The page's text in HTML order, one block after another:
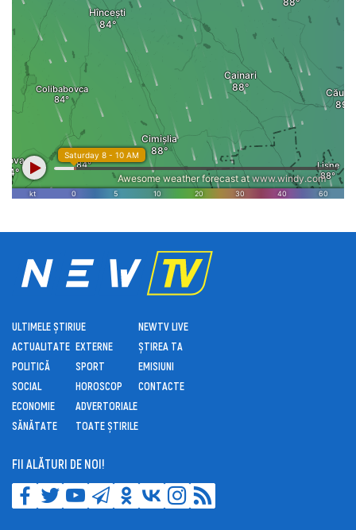
ULTIMELE ȘTIRI
ACTUALITATE
POLITICĂ
SOCIAL
ECONOMIE
SĂNĂTATE
UE
EXTERNE
SPORT
HOROSCOP
ADVERTORIALE
TOATE ȘTIRILE
NEWTV LIVE
ȘTIREA TA
EMISIUNI
CONTACTE
FII ALĂTURI DE NOI!